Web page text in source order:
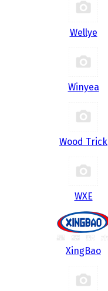
Wellye
Winyea
Wood Trick
WXE
XingBao